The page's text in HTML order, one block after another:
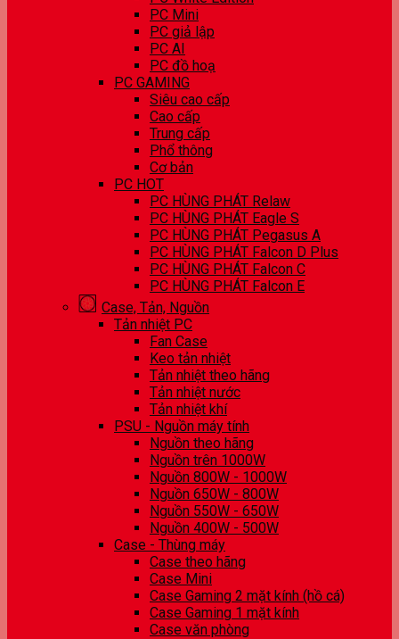
PC Mini
PC giả lập
PC AI
PC đồ hoạ
PC GAMING
Siêu cao cấp
Cao cấp
Trung cấp
Phổ thông
Cơ bản
PC HOT
PC HÙNG PHÁT Relaw
PC HÙNG PHÁT Eagle S
PC HÙNG PHÁT Pegasus A
PC HÙNG PHÁT Falcon D Plus
PC HÙNG PHÁT Falcon C
PC HÙNG PHÁT Falcon E
Case, Tản, Nguồn
Tản nhiệt PC
Fan Case
Keo tản nhiệt
Tản nhiệt theo hãng
Tản nhiệt nước
Tản nhiệt khí
PSU - Nguồn máy tính
Nguồn theo hãng
Nguồn trên 1000W
Nguồn 800W - 1000W
Nguồn 650W - 800W
Nguồn 550W - 650W
Nguồn 400W - 500W
Case - Thùng máy
Case theo hãng
Case Mini
Case Gaming 2 mặt kính (hồ cá)
Case Gaming 1 mặt kính
Case văn phòng